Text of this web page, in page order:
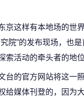
京这样有本地场的世
院”的发布现场，也
索活动的牵头者的地
台的官方网站将这一
给媒体刊登的，因为